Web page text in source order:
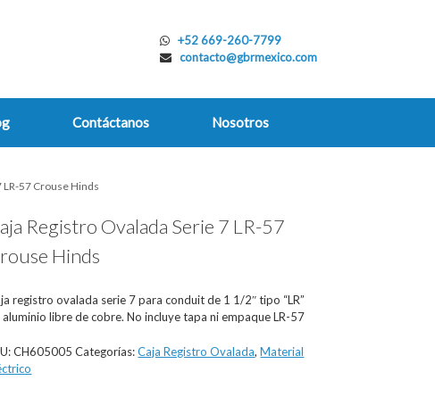
+52 669-260-7799
contacto@gbrmexico.com
Contáctanos Nosotros
LR-57 Crouse Hinds
Registro Ovalada Serie 7 LR-57
Hinds
registro ovalada serie 7 para conduit de 1 1/2″ tipo “LR”
aluminio libre de cobre. No incluye tapa ni empaque LR-57
CH605005 Categorías:Caja Registro Ovalada,Material